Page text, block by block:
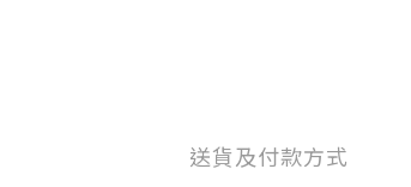
送貨及付款方式